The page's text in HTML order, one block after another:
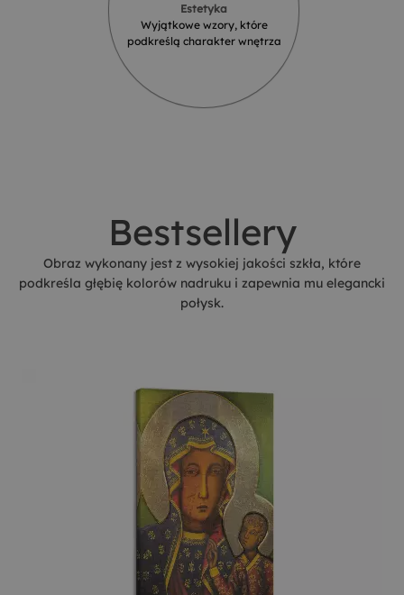
Estetyka
Wyjątkowe wzory, które
podkreślą charakter wnętrza
Bestsellery
Obraz wykonany jest z wysokiej jakości szkła, które
podkreśla głębię kolorów nadruku i zapewnia mu elegancki
połysk.